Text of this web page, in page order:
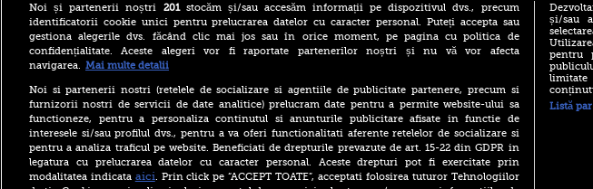
Care este procedura de
suspendare din funcție a
președintelui României.
AUR îl acuză pe Nicușor
Dan de ”încălcări repetate”
Scandal în jurul Legii
Integrității. PSD: USR și PNL
(P)
Noi și partenerii noștri 201stocăm și/sau accesăm informații pe dispozitivul dvs., precum
identificatorii cookie unici pentru prelucrarea datelor cu caracter personal. Puteți accepta sau
gestiona alegerile dvs. făcând clic mai jos sau în orice moment, pe pagina cu politica de
confidențialitate. Aceste alegeri vor fi raportate partenerilor noștri și nu vă vor afecta
navigarea. Mai multe detalii
Noi si partenerii nostri (retelele de socializare si agentiile de publicitate partenere, precum si
furnizorii nostri de servicii de date analitice) prelucram date pentru a permite website-ului sa
functioneze, pentru a personaliza continutul si anunturile publicitare afisate in functie de
interesele si/sau profilul dvs., pentru a va oferi functionalitati aferente retelelor de socializare si
pentru a analiza traficul pe website. Beneficiati de drepturile prevazute de art. 15-22 din GDPR in
legatura cu prelucrarea datelor cu caracter personal. Aceste drepturi pot fi exercitate prin
modalitatea indicata aici. Prin click pe “ACCEPT TOATE”, acceptati folosirea tuturor Tehnologiilor
și/sau
pentru
limitate
Listă